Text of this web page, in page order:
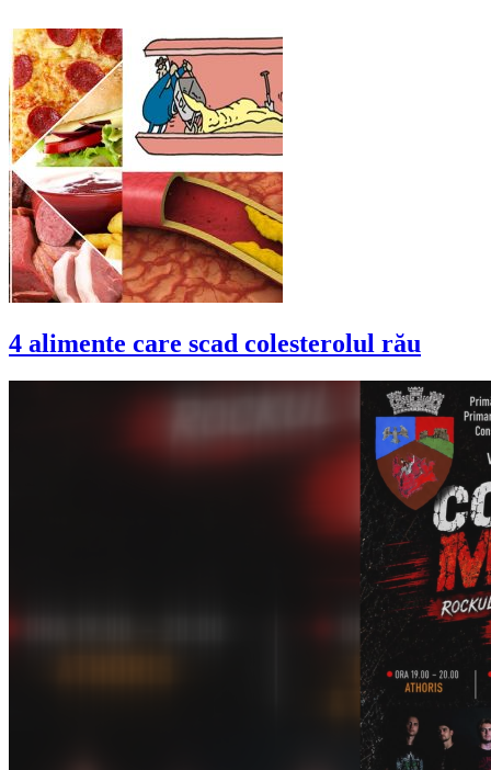
4 alimente care scad colesterolul rău